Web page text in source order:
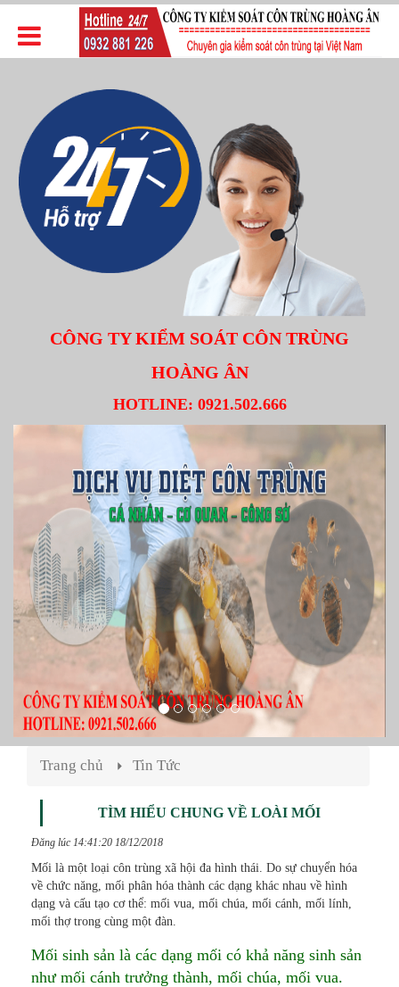
CÔNG TY KIỂM SOÁT CÔN TRÙNG
HOÀNG ÂN
HOTLINE: 0921.502.666
Trang chủ Tin Tức
TÌM HIỂU CHUNG VỀ LOÀI MỐI
Đăng lúc 14:41:20 18/12/2018
Mối là một loại côn trùng xã hội đa hình thái. Do sự chuyển hóa
về chức năng, mối phân hóa thành các dạng khác nhau về hình
dạng và cấu tạo cơ thể: mối vua, mối chúa, mối cánh, mối lính,
mối thợ trong cùng một đàn.
Mối sinh sản là các dạng mối có khả năng sinh sản
như mối cánh trưởng thành, mối chúa, mối vua.